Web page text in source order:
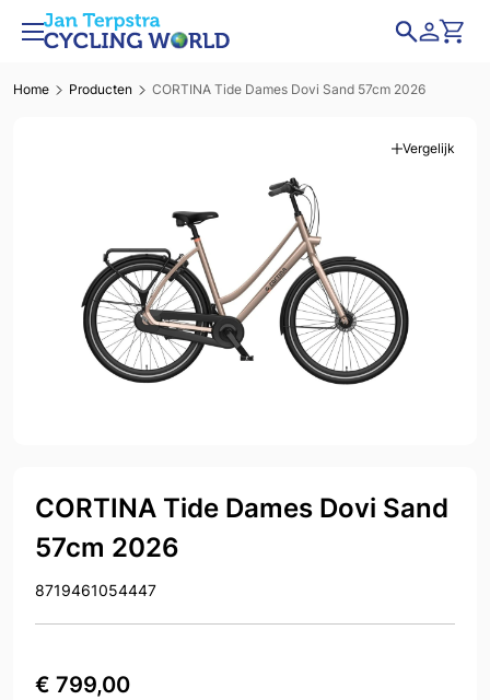
Home Producten CORTINA Tide Dames Dovi Sand 57cm 2026
Vergelijk
CORTINA Tide Dames Dovi Sand
57cm 2026
8719461054447
€ 799,00